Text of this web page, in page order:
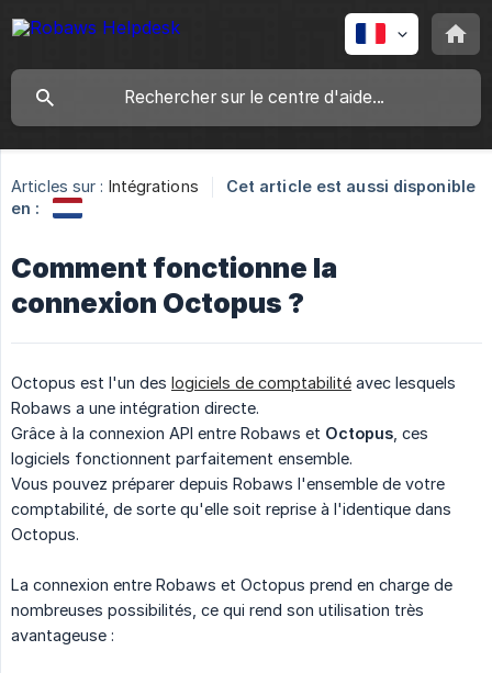
Articles sur : Intégrations
Cet article est aussi disponible
en :
Comment fonctionne la
connexion Octopus ?
Octopus est l'un des logiciels de comptabilité avec lesquels
Robaws a une intégration directe.
Grâce à la connexion API entre Robaws et Octopus , ces
logiciels fonctionnent parfaitement ensemble.
Vous pouvez préparer depuis Robaws l'ensemble de votre
comptabilité, de sorte qu'elle soit reprise à l'identique dans
Octopus.
La connexion entre Robaws et Octopus prend en charge de
nombreuses possibilités, ce qui rend son utilisation très
avantageuse :